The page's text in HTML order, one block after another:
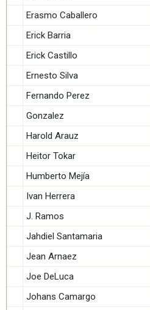
Erasmo Caballero
Erick Barria
Erick Castillo
Ernesto Silva
Fernando Perez
Gonzalez
Harold Arauz
Heitor Tokar
Humberto Mejía
Ivan Herrera
J. Ramos
Jahdiel Santamaria
Jean Arnaez
Joe DeLuca
Johans Camargo